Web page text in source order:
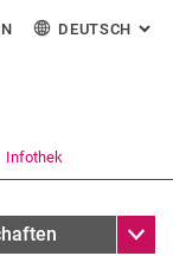
zu: Inhalt
zu: Suche
zu:
Link in einem
DEUTSCH :
Infothek